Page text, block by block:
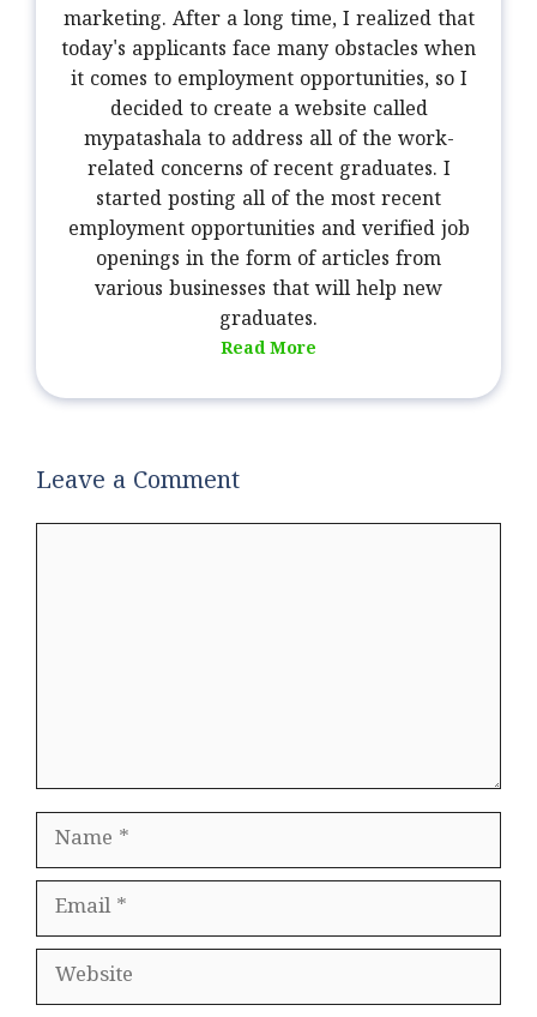
marketing. After a long time, I realized that
today's applicants face many obstacles when
it comes to employment opportunities, so I
decided to create a website called
mypatashala to address all of the work-
related concerns of recent graduates. I
started posting all of the most recent
employment opportunities and verified job
openings in the form of articles from
various businesses that will help new
graduates.
Read More
Leave a Comment
Name
Email
Website